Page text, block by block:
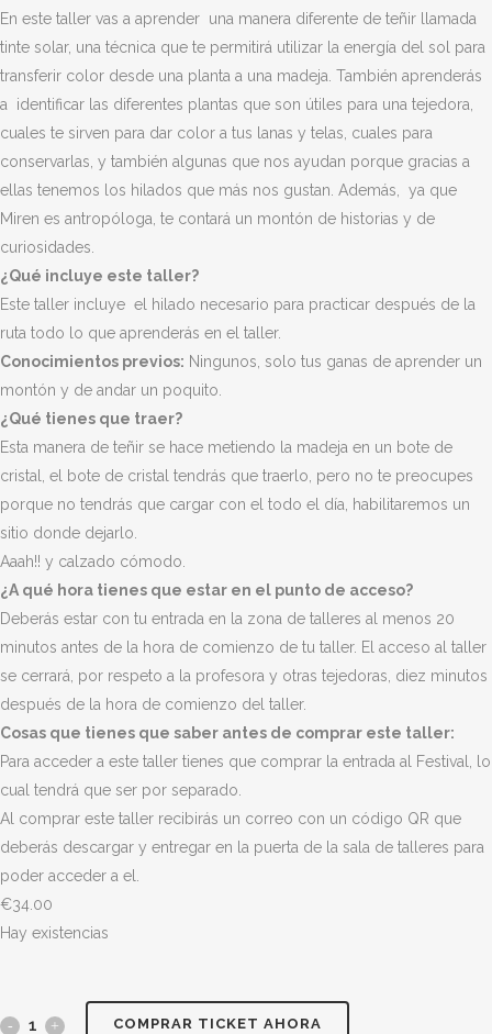
En este taller vas a aprender una manera diferente de teñir llamada
tinte solar, una técnica que te permitirá utilizar la energía del sol para
transferir color desde una planta a una madeja. También aprenderás
a identificar las diferentes plantas que son útiles para una tejedora,
cuales te sirven para dar color a tus lanas y telas, cuales para
conservarlas, y también algunas que nos ayudan porque gracias a
ellas tenemos los hilados que más nos gustan. Además, ya que
Miren es antropóloga, te contará un montón de historias y de
curiosidades.
¿Qué incluye este taller?
Este taller incluye el hilado necesario para practicar después de la
ruta todo lo que aprenderás en el taller.
Conocimientos previos: Ningunos, solo tus ganas de aprender un
montón y de andar un poquito.
¿Qué tienes que traer?
Esta manera de teñir se hace metiendo la madeja en un bote de
cristal, el bote de cristal tendrás que traerlo, pero no te preocupes
porque no tendrás que cargar con el todo el día, habilitaremos un
sitio donde dejarlo.
Aaah!! y calzado cómodo.
¿A qué hora tienes que estar en el punto de acceso?
Deberás estar con tu entrada en la zona de talleres al menos 20
minutos antes de la hora de comienzo de tu taller. El acceso al taller
se cerrará, por respeto a la profesora y otras tejedoras, diez minutos
después de la hora de comienzo del taller.
Cosas que tienes que saber antes de comprar este taller:
Para acceder a este taller tienes que comprar la entrada al Festival, lo
cual tendrá que ser por separado.
Al comprar este taller recibirás un correo con un código QR que
deberás descargar y entregar en la puerta de la sala de talleres para
poder acceder a el.
€34.00
Hay existencias
COMPRAR TICKET AHORA